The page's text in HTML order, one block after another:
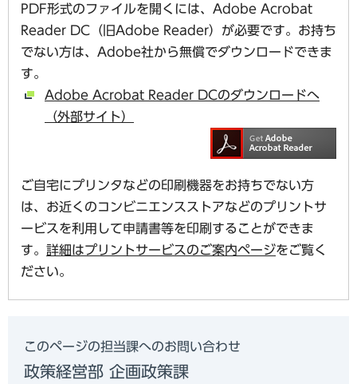
PDF形式のファイルを開くには、Adobe Acrobat
Reader DC（旧Adobe Reader）が必要です。お持ち
でない方は、Adobe社から無償でダウンロードできま
す。
Adobe Acrobat Reader DCのダウンロードへ
（外部サイト）
ご自宅にプリンタなどの印刷機器をお持ちでない方
は、お近くのコンビニエンスストアなどのプリントサ
ービスを利用して申請書等を印刷することができま
す。 詳細はプリントサービスのご案内ページをご覧く
ださい。
このページの担当課へのお問い合わせ
政策経営部 企画政策課